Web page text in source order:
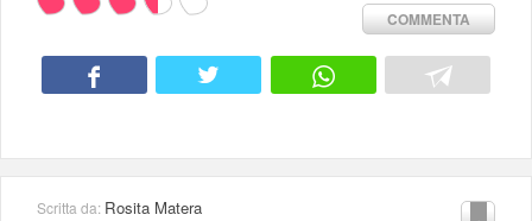
COMMENTA
Scritta da: Rosita Matera